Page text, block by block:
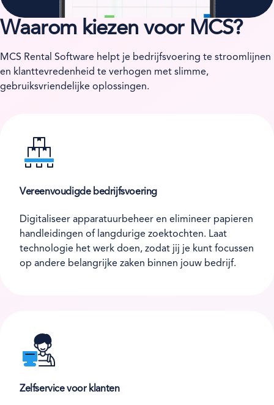
Waarom kiezen voor MCS?
MCS Rental Software helpt je bedrijfsvoering te stroomlijnen
en klanttevredenheid te verhogen met slimme,
gebruiksvriendelijke oplossingen.
Vereenvoudigde bedrijfsvoering
Digitaliseer apparatuurbeheer en elimineer papieren
handleidingen of langdurige zoektochten. Laat
technologie het werk doen, zodat jij je kunt focussen
op andere belangrijke zaken binnen jouw bedrijf.
Zelfservice voor klanten